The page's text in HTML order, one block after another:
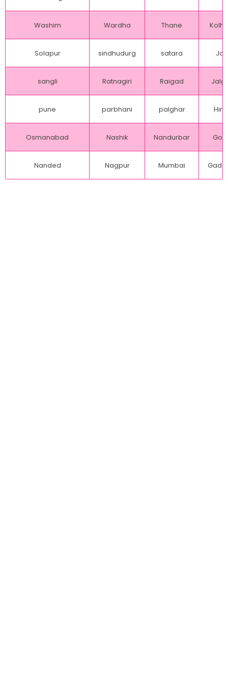
Washim Wardha Thane
Solapur sindhudurg satara
sangli Ratnagiri Raigad
pune parbhani palghar
Osmanabad Nashik Nandurbar
Nanded Nagpur Mumbai